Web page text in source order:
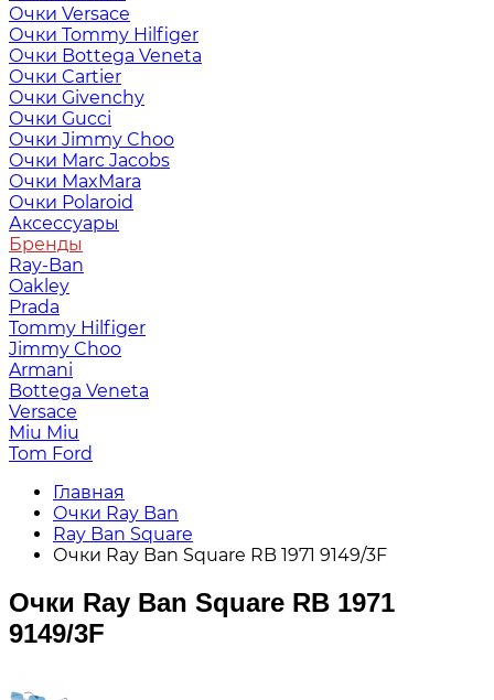
Очки Versace
Очки Tommy Hilfiger
Очки Bottega Veneta
Очки Cartier
Очки Givenchy
Очки Gucci
Очки Jimmy Choo
Очки Marc Jacobs
Очки MaxMara
Очки Polaroid
Аксессуары
Бренды
Ray-Ban
Oakley
Prada
Tommy Hilfiger
Jimmy Choo
Armani
Bottega Veneta
Versace
Miu Miu
Tom Ford
Главная
Очки Ray Ban
Ray Ban Square
Очки Ray Ban Square RB 1971 9149/3F
Очки Ray Ban Square RB 1971
9149/3F